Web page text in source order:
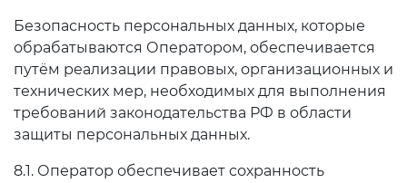
Безопасность персональных данных, которые
обрабатываются Оператором, обеспечивается
путём реализации правовых, организационных и
технических мер, необходимых для выполнения
требований законодательства РФ в области
защиты персональных данных.
8.1. Оператор обеспечивает сохранность